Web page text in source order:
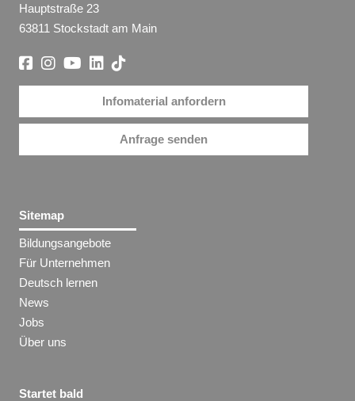
Hauptstraße 23
63811 Stockstadt am Main
Infomaterial anfordern
Anfrage senden
Sitemap
Bildungsangebote
Für Unternehmen
Deutsch lernen
News
Jobs
Über uns
Startet bald